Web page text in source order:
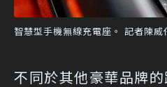
智慧型手機無線充電座。 記者陳威
不同於其他豪華品牌